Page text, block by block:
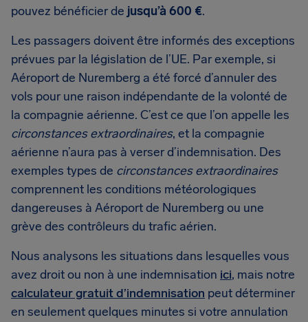
pouvez bénéficier de jusqu’à 600 €.
Les passagers doivent être informés des exceptions
prévues par la législation de l’UE. Par exemple, si
Aéroport de Nuremberg a été forcé d’annuler des
vols pour une raison indépendante de la volonté de
la compagnie aérienne. C’est ce que l’on appelle les
circonstances extraordinaires, et la compagnie
aérienne n’aura pas à verser d’indemnisation. Des
exemples types de circonstances extraordinaires
comprennent les conditions météorologiques
dangereuses à Aéroport de Nuremberg ou une
grève des contrôleurs du trafic aérien.
Nous analysons les situations dans lesquelles vous
avez droit ou non à une indemnisation ici, mais notre
calculateur gratuit d’indemnisation peut déterminer
en seulement quelques minutes si votre annulation